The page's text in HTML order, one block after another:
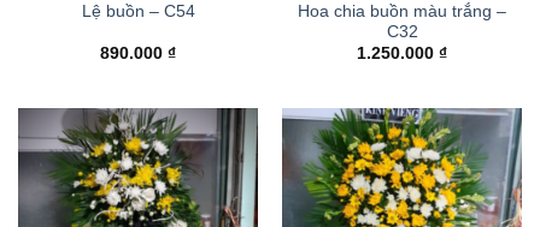
Lệ buồn – C54
890.000 ₫
Hoa chia buồn màu trắng –
C32
1.250.000 ₫